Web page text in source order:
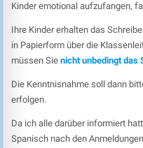
Kinder emotional aufzufangen,
Ihre Kinder erhalten das
in Papierform über die
müssen Sienicht unbedingt das
Die Kenntnisnahme soll dann
erfolgen.
Da ich alle darüber informiert
Spanisch nach den